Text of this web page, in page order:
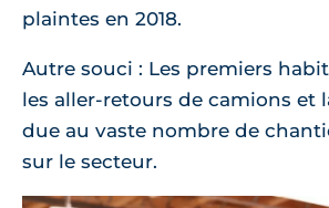
plaintes en 2018.
Autre souci : Les premiers
les aller-retours de camions et
due au vaste nombre de
sur le secteur.